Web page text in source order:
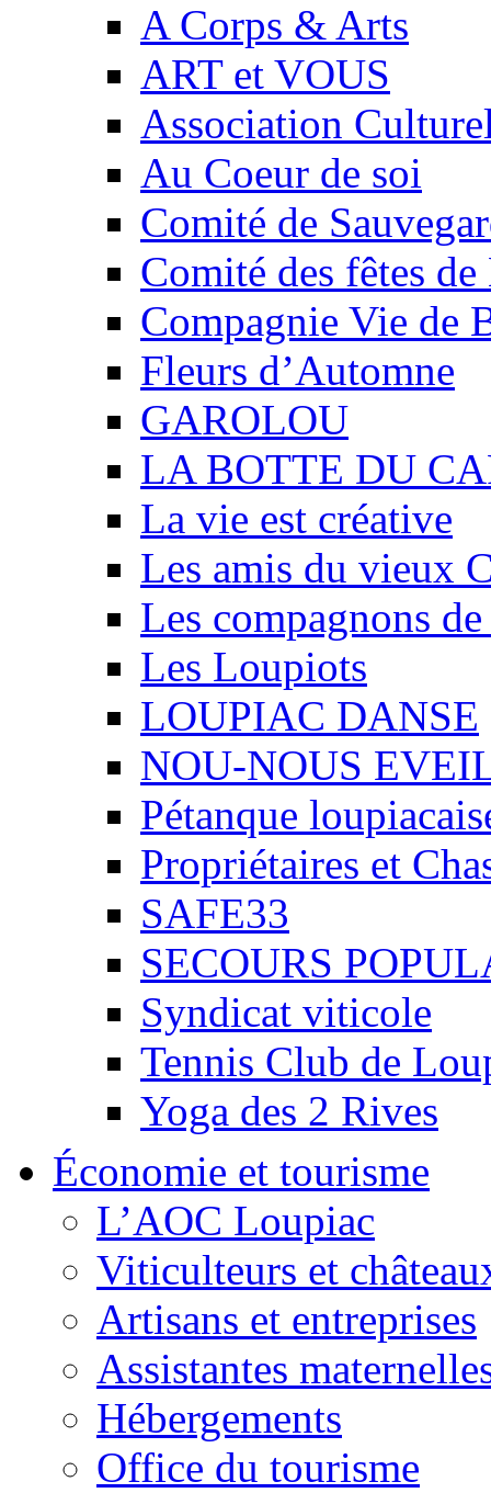
A Corps & Arts
ART et VOUS
Association
Au Coeur de soi
Comité de
Comité des fêtes
Compagnie Vie de
Fleurs d’Automne
GAROLOU
LA BOTTE DU
La vie est créative
Les amis du vieux
Les compagnons
Les Loupiots
LOUPIAC DANSE
NOU-NOUS
Pétanque
Propriétaires et
SAFE33
SECOURS
Syndicat viticole
Tennis Club de
Yoga des 2 Rives
Économie et tourisme
L’AOC Loupiac
Viticulteurs et
Artisans et entreprises
Assistantes
Hébergements
Office du tourisme